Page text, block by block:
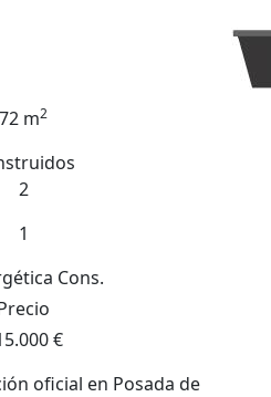
72 m2
2
1
Cons.
€
oficial en Posada de